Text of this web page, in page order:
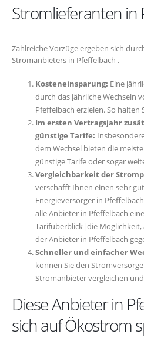
Stromlieferanten in
Zahlreiche Vorzüge ergeben sich
Stromanbieters in Pfeffelbach .
Kosteneinsparung: Eine
durch das jährliche Wechseln
Pfeffelbach erzielen. So
Im ersten Vertragsjahr
günstige Tarife:
dem Wechsel bieten die
günstige Tarife oder sogar
Vergleichbarkeit der
verschafft Ihnen einen sehr
Energieversorger in
alle Anbieter in Pfeffelbach
Tarifüberblick|die Möglichkeit,
der Anbieter in Pfeffelbach
Schneller und einfacher
können Sie den
Stromanbieter vergleichen
Diese Anbieter in
sich auf Ökostrom